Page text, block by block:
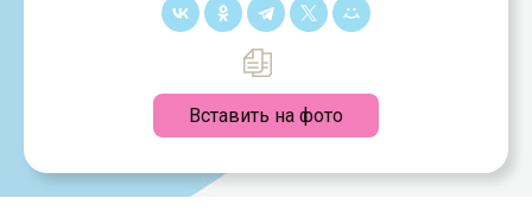
Вставить на фото